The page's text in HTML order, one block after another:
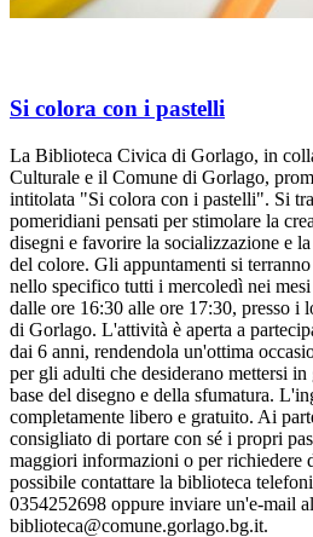
Si colora con i pastelli
La Biblioteca Civica di Gorlago, in
Culturale e il Comune di Gorlago,
intitolata "Si colora con i pastelli". Si
pomeridiani pensati per stimolare la
disegni e favorire la socializzazione e
del colore. Gli appuntamenti si
nello specifico tutti i mercoledì nei
dalle ore 16:30 alle ore 17:30, presso i
di Gorlago. L'attività è aperta a
dai 6 anni, rendendola un'ottima
per gli adulti che desiderano mettersi
base del disegno e della sfumatura.
completamente libero e gratuito. Ai
consigliato di portare con sé i propri
maggiori informazioni o per richiedere
possibile contattare la biblioteca
0354252698 oppure inviare un'e-mail
biblioteca@comune.gorlago.bg.it.